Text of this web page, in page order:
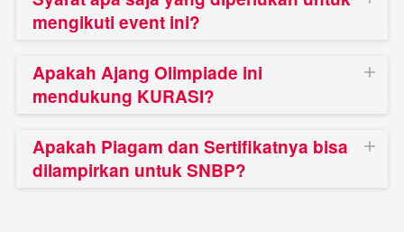
mengikuti event ini?
Apakah Ajang Olimpiade ini
mendukung KURASI?
Apakah Piagam dan Sertifikatnya bisa
dilampirkan untuk SNBP?